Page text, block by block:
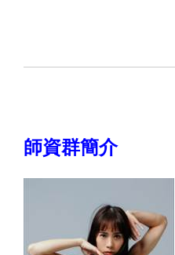
師資群簡介